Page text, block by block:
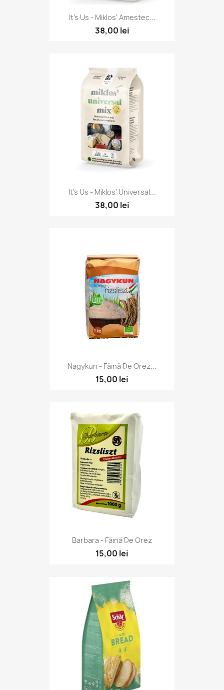
It's Us - Miklos' Amestec...
38,00 lei
It's Us - Miklos' Universal...
38,00 lei
Nagykun - Făină De Orez...
15,00 lei
Barbara - Făină De Orez
15,00 lei